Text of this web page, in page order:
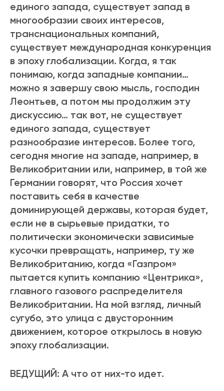
единого запада, существует запад в
многообразии своих интересов,
транснациональных компаний,
существует международная конкуренция
в эпоху глобализации. Когда, я так
понимаю, когда западные компании…
можно я завершу свою мысль, господин
Леонтьев, а потом мы продолжим эту
дискуссию… так вот, не существует
единого запада, существует
разнообразие интересов. Более того,
сегодня многие на западе, например, в
Великобритании или, например, в той же
Германии говорят, что Россия хочет
поставить себя в качестве
доминирующей державы, которая будет,
если не в сырьевые придатки, то
политически экономически зависимые
кусочки превращать, например, ту же
Великобританию, когда «Газпром»
пытается купить компанию «Центрика»,
главного газового распределителя
Великобритании. На мой взгляд, личный
сугубо, это улица с двусторонним
движением, которое открылось в новую
эпоху глобализации.
ВЕДУЩИЙ: А что от них-то идет.